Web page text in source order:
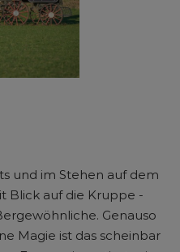
und im Stehen auf dem
Blick auf die Kruppe -
Genauso
Magie ist das scheinbar